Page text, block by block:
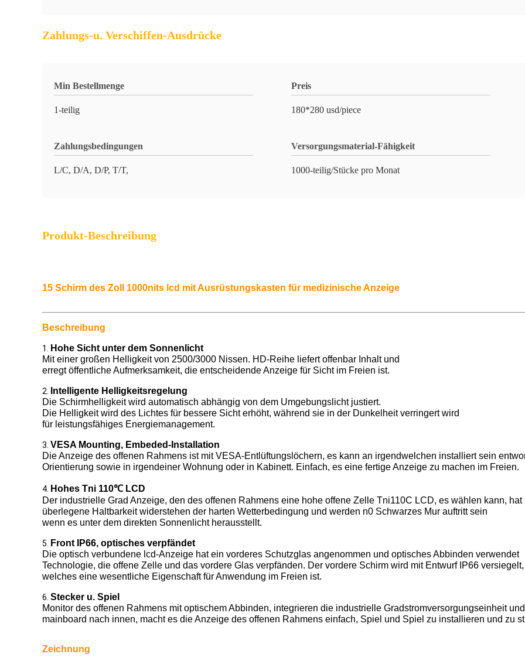
Zahlungs-u. Verschiffen-Ausdrücke
Min Bestellmenge
1-teilig
Preis
180*280 usd/piece
Zahlungsbedingungen
L/C, D/A, D/P, T/T,
Versorgungsmaterial-Fähigkeit
1000-teilig/Stücke pro Monat
Produkt-Beschreibung
15 Schirm des Zoll 1000nits lcd mit Ausrüstungskasten für medizinische Anzeige
Beschreibung
1.
Hohe Sicht unter dem Sonnenlicht
Mit einer großen Helligkeit von 2500/3000 Nissen. HD-Reihe liefert offenbar Inhalt und
erregt öffentliche Aufmerksamkeit, die entscheidende Anzeige für Sicht im Freien ist.
2.
Intelligente Helligkeitsregelung
Die Schirmhelligkeit wird automatisch abhängig von dem Umgebungslicht justiert.
Die Helligkeit wird des Lichtes für bessere Sicht erhöht, während sie in der Dunkelheit verringert wird
für leistungsfähiges Energiemanagement.
3. VESA Mounting, Embeded-Installation
Die Anzeige des offenen Rahmens ist mit VESA-Entlüftungslöchern, es kann an irgendwelchen installiert sein
Orientierung sowie in irgendeiner Wohnung oder in Kabinett. Einfach, es eine fertige Anzeige zu machen im Freien.
4. Hohes Tni 110℃ LCD
Der industrielle Grad Anzeige, den des offenen Rahmens eine hohe offene Zelle Tni110C LCD, es wählen kann, hat
überlegene Haltbarkeit widerstehen der harten Wetterbedingung und werden n0 Schwarzes Mur auftritt sein
wenn es unter dem direkten Sonnenlicht herausstellt.
5.
Front IP66, optisches verpfändet
Die optisch verbundene lcd-Anzeige hat ein vorderes Schutzglas angenommen und optisches Abbinden verwendet
Technologie, die offene Zelle und das vordere Glas verpfänden. Der vordere Schirm wird mit Entwurf IP66 versiegelt,
welches eine wesentliche Eigenschaft für Anwendung im Freien ist.
6. Stecker u. Spiel
Monitor des offenen Rahmens mit optischem Abbinden, integrieren die industrielle Gradstromversorgungseinheit und
mainboard nach innen, macht es die Anzeige des offenen Rahmens einfach, Spiel und Spiel zu installieren und zu
Zeichnung